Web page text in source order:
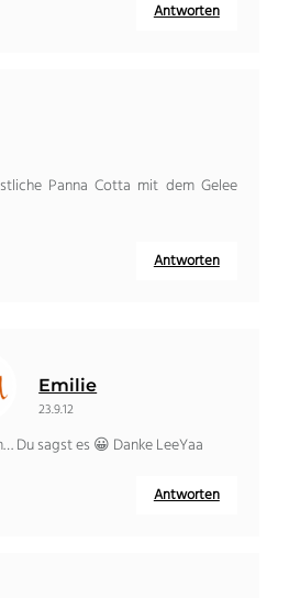
Antworten
Panna Cotta mit dem Gelee
Antworten
Emilie
23.9.12
Du sagst es 😀 Danke LeeYaa
Antworten